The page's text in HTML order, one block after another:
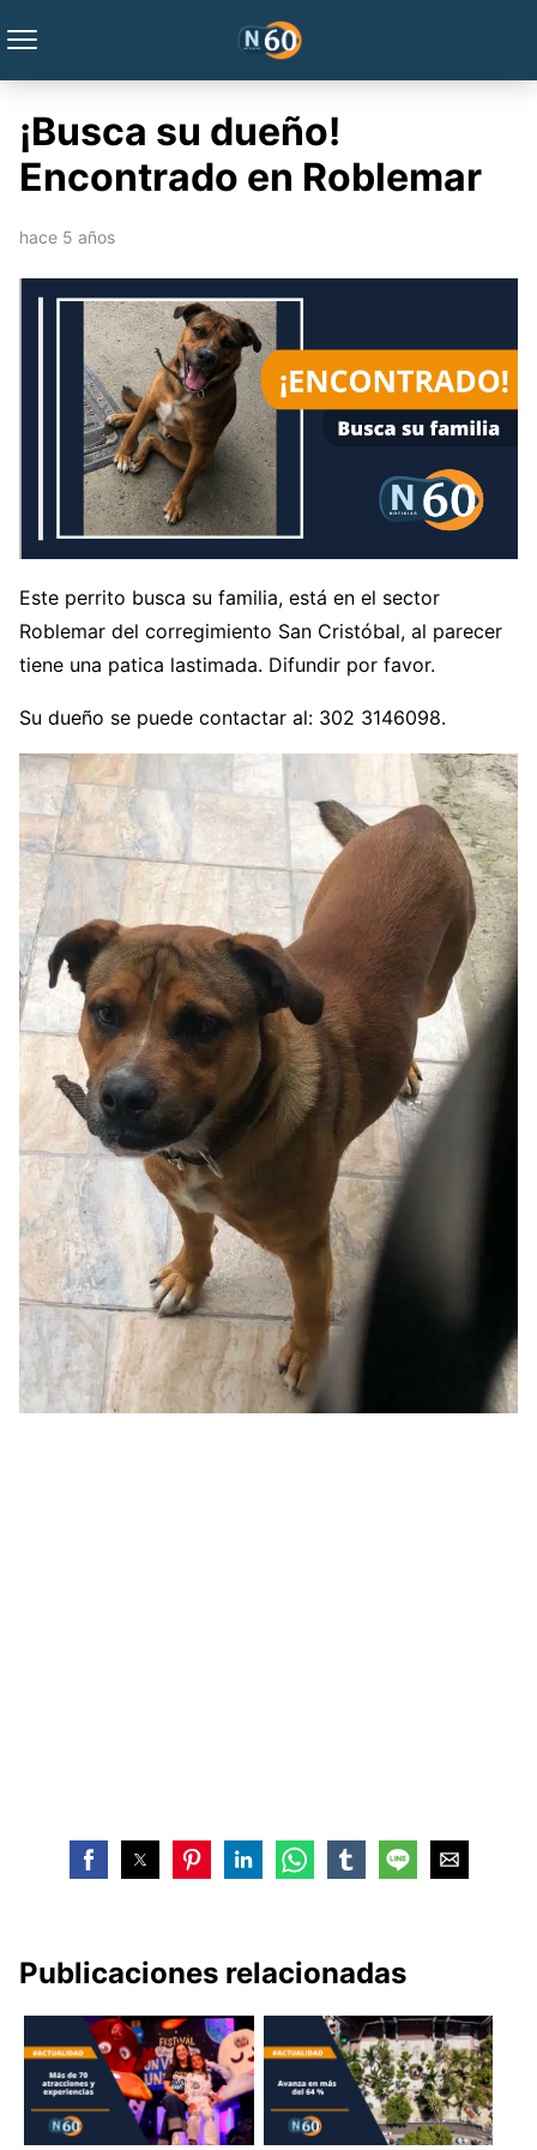
¡Busca su dueño!
Encontrado en Roblemar
hace 5 años
Este perrito busca su familia, está en el sector
Roblemar del corregimiento San Cristóbal, al parecer
tiene una patica lastimada. Difundir por favor.
Su dueño se puede contactar al: 302 3146098.
Publicaciones relacionadas